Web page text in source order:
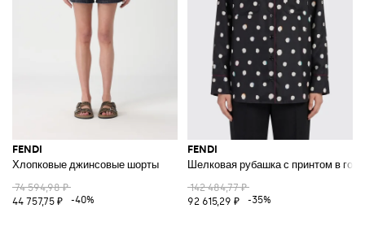
FENDI
Хлопковые джинсовые шорты
74 594,98 ₽
44 757,75 ₽
-40%
FENDI
Шелковая рубашка с принтом в
142 484,77 ₽
92 615,29 ₽
-35%